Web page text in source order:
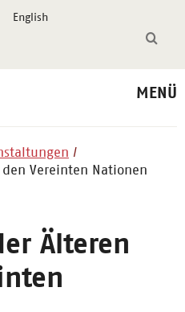
English
MENÜ
Vereinten Nationen
Älteren